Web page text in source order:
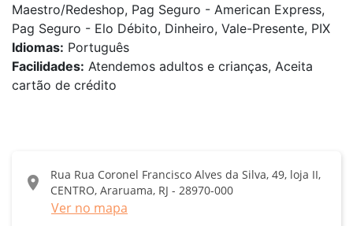
Maestro/Redeshop, Pag Seguro - American Express,
Pag Seguro - Elo Débito, Dinheiro, Vale-Presente, PIX
Idiomas: Português
Facilidades: Atendemos adultos e crianças, Aceita
cartão de crédito
location_on
Rua Rua Coronel Francisco Alves da Silva, 49, loja II,
CENTRO, Araruama, RJ - 28970-000
Ver no mapa